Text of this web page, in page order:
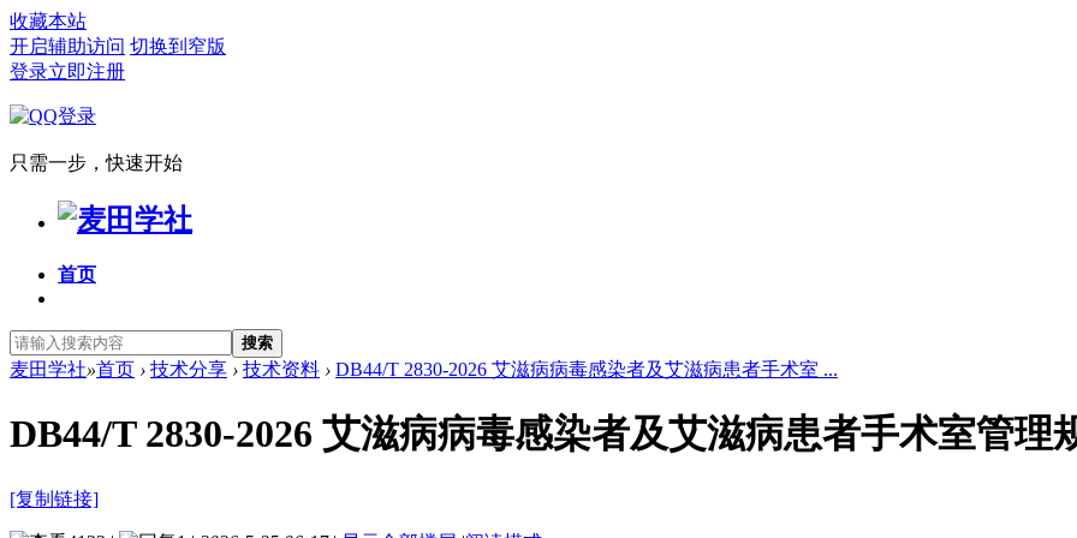
收藏本站
开启辅助访问 切换到窄版
登录立即注册
只需一步，快速开始
首页
搜索
麦田学社»首页 › 技术分享 › 技术资料 › DB44/T 2830-2026 艾滋病病毒感染者及艾滋病患者手术室 ...
DB44/T 2830-2026 艾滋病病毒感染者及艾滋病患者手术室管理
[复制链接]